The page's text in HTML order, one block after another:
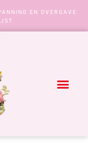
EN OVERGAVE.